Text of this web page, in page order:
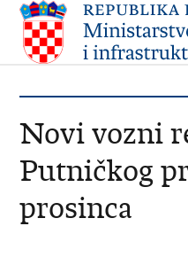
Novi vozni
Putničkog
prosinca